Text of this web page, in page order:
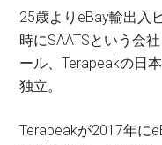
25歳よりeBay輸出入
時にSAATSという会
ール、Terapeakの日
独立。
Terapeakが2017年に